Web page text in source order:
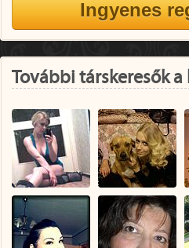
További társkeresők a